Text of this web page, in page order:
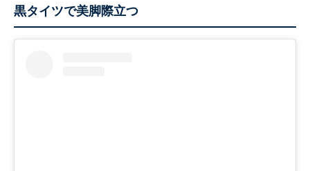
黒タイツで美脚際立つ